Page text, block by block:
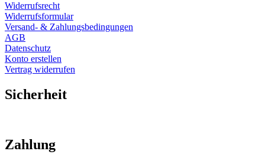
Widerrufsrecht
Widerrufsformular
Versand- & Zahlungsbedingungen
AGB
Datenschutz
Konto erstellen
Vertrag widerrufen
Sicherheit
Zahlung